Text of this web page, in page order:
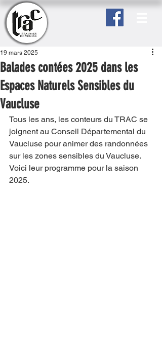
Balades contées 2025 dans les
Espaces Naturels Sensibles du
Vaucluse
19 mars 2025
Tous les ans, les conteurs du TRAC se
joignent au Conseil Départemental du
Vaucluse pour animer des randonnées
sur les zones sensibles du Vaucluse.
Voici leur programme pour la saison
2025.